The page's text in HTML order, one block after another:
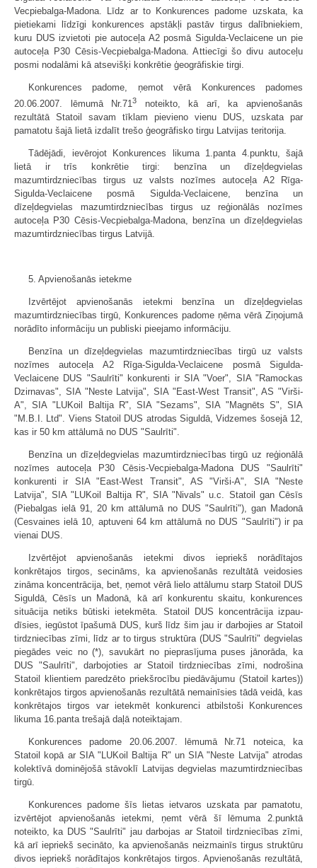
Vecpiebalga-Madona. Līdz ar to Konkurences padome uzskata, ka
pietiekami līdzīgi konkurences apstākļi pastāv tirgus dalībniekiem,
kuru DUS izvietoti pie autoceļa A2 posmā Sigulda-Veclaicene un pie
autoceļa P30 Cēsis-Vecpiebalga-Madona. Attiecīgi šo divu autoceļu
posmi nodalāmi kā atsevišķi konkrētie ģeogrāfiskie tirgi.
Konkurences padome, ņemot vērā Konkurences padomes
20.06.2007. lēmumā Nr.713
noteikto, kā arī, ka apvienošanās
rezultātā Statoil savam tīklam pievieno vienu DUS, uzskata par
pamatotu šajā lietā izdalīt trešo ģeogrāfisko tirgu Latvijas teritorija.
Tādējādi, ievērojot Konkurences likuma 1.panta 4.punktu, šajā
lietā ir trīs konkrētie tirgi: benzīna un dīzeļdegvielas
mazumtirdzniecības tirgus uz valsts nozīmes autoceļa A2 Rīga-
Sigulda-Veclaicene posmā Sigulda-Veclaicene, benzīna un
dīzeļdegvielas mazumtirdzniecības tirgus uz reģionālās nozīmes
autoceļa P30 Cēsis-Vecpiebalga-Madona, benzīna un dīzeļdegvielas
mazumtirdzniecības tirgus Latvijā.
5. Apvienošanās ietekme
Izvērtējot apvienošanās ietekmi benzīna un dīzeļdegvielas
mazumtirdzniecības tirgū, Konkurences padome ņēma vērā Ziņojumā
norādīto informāciju un publiski pieejamo informāciju.
Benzīna un dīzeļdegvielas mazumtirdzniecības tirgū uz valsts
nozīmes autoceļa A2 Rīga-Sigulda-Veclaicene posmā Sigulda-
Veclaicene DUS "Saulrīti" konkurenti ir SIA "Voer", SIA "Ramockas
Dzirnavas", SIA "Neste Latvija", SIA "East-West Transit", AS "Virši-
A", SIA "LUKoil Baltija R", SIA "Sezams", SIA "Magnēts S", SIA
"M.B.I. Ltd". Viens Statoil DUS atrodas Siguldā, Vidzemes šosejā 12,
kas ir 50 km attālumā no DUS "Saulrīti".
Benzīna un dīzeļdegvielas mazumtirdzniecības tirgū uz reģionālā
nozīmes autoceļa P30 Cēsis-Vecpiebalga-Madona DUS "Saulrīti"
konkurenti ir SIA "East-West Transit", AS "Virši-A", SIA "Neste
Latvija", SIA "LUKoil Baltija R", SIA "Nivals" u.c. Statoil gan Cēsīs
(Piebalgas ielā 91, 20 km attālumā no DUS "Saulrīti"), gan Madonā
(Cesvaines ielā 10, aptuveni 64 km attālumā no DUS "Saulrīti") ir pa
vienai DUS.
Izvērtējot apvienošanās ietekmi divos iepriekš norādītajos
konkrētajos tirgos, secināms, ka apvienošanās rezultātā veidosies
zināma koncentrācija, bet, ņemot vērā lielo attālumu starp Statoil DUS
Siguldā, Cēsīs un Madonā, kā arī konkurentu skaitu, konkurences
situācija netiks būtiski ietekmēta. Statoil DUS koncentrācija izpau­
dīsies, iegūstot īpašumā DUS, kurš līdz šim jau ir darbojies ar Statoil
tirdzniecības zīmi, līdz ar to tirgus struktūra (DUS "Saul­rīti" degvielas
piegādes veic no (*), savukārt no pieprasījuma puses jānorāda, ka
DUS "Saul­rīti", darbojoties ar Statoil tirdzniecības zīmi, nodrošina
Statoil klientiem paredzēto priekšrocību piedāvājumu (Stat­oil kartes))
konkrētajos tirgos apvienošanās rezultātā nemainīsies tādā veidā, kas
konkrētajos tirgos var ietekmēt konkurenci atbilstoši Konkurences
likuma 16.panta trešajā daļā noteiktajam.
Konkurences padome 20.06.2007. lēmumā Nr.71 noteica, ka
Statoil kopā ar SIA "LUKoil Baltija R" un SIA "Neste Latvija" atrodas
kolektīvā dominējošā stāvoklī Latvijas degvielas mazumtirdzniecības
tirgū.
Konkurences padome šīs lietas ietvaros uzskata par pamatotu,
izvērtējot apvienošanās ietekmi, ņemt vērā šī lēmuma 2.punktā
noteikto, ka DUS "Saulrīti" jau darbojas ar Statoil tirdzniecības zīmi,
kā arī iepriekš secināto, ka apvienošanās neizmainīs tirgus struktūru
divos iepriekš norādītajos konkrētajos tirgos. Apvienošanās rezultātā,